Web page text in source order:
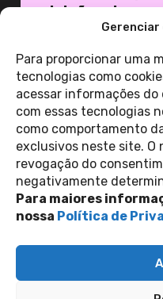
Para proporcionar uma
tecnologias como
acessar informações
com essas tecnologias
como comportamento
exclusivos neste site. O
revogação do
negativamente
Para maiores
nossa Política de
eleições de ...
24 de junho de 2024
ver
Política
Inscreva-se
siga-nos nas